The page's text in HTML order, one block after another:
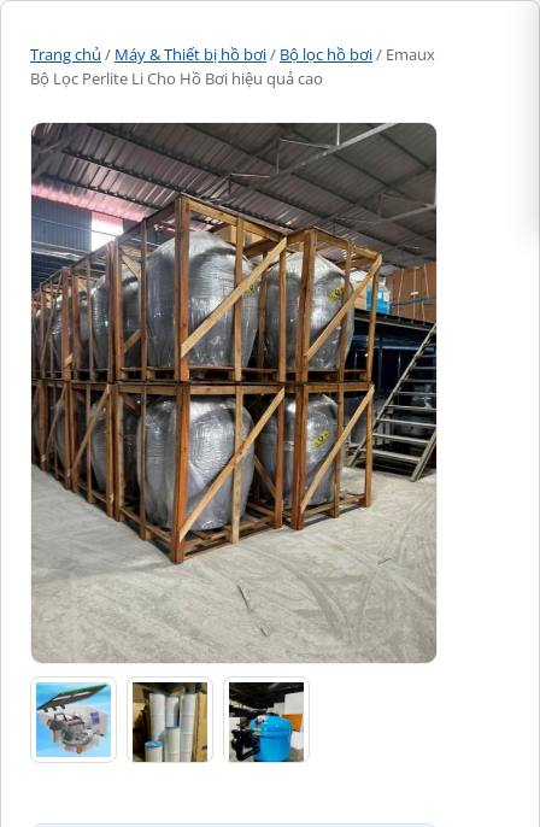
Trang chủ / Máy & Thiết bị hồ bơi/ Bộ lọc hồ bơi/ Emaux
Bộ Lọc Perlite Li Cho Hồ Bơi hiệu quả cao